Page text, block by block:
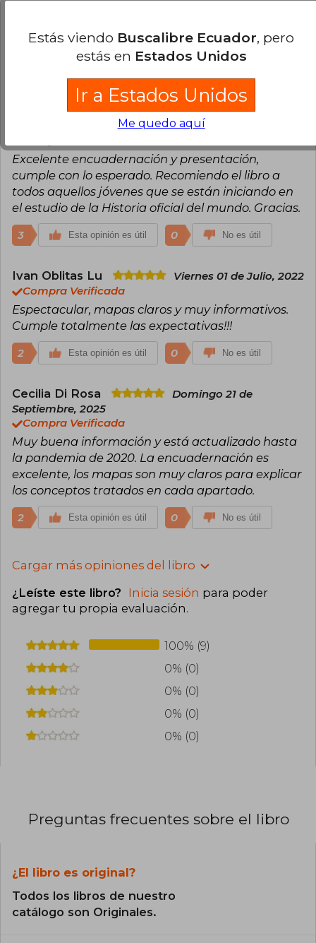
Mi amigo al que se lo regale esta feliz
Guillermo Ramirez
Jueves 15 de
Excelente encuadernación y presentación,
cumple con lo esperado. Recomiendo el libro a
todos aquellos jóvenes que se están iniciando en
el estudio de la Historia oficial del mundo. Gracias.
3 Esta opinión es útil 0 No es útil
Ivan Oblitas Lu
Viernes 01 de Julio, 2022
Compra Verificada
Espectacular, mapas claros y muy informativos.
Cumple totalmente las expectativas!!!
2 Esta opinión es útil 0 No es útil
Cecilia Di Rosa
Domingo 21 de
Septiembre, 2025
Compra Verificada
Muy buena información y está actualizado hasta
la pandemia de 2020. La encuadernación es
excelente, los mapas son muy claros para explicar
los conceptos tratados en cada apartado.
2 Esta opinión es útil 0 No es útil
Cargar más opiniones del libro
¿Leíste este libro? Inicia sesión para poder
agregar tu propia evaluación.
100% (9)
0% (0)
0% (0)
0% (0)
0% (0)
Preguntas frecuentes sobre el libro
¿El libro es original?
Todos los libros de nuestro
catálogo son Originales.
Estás viendo Buscalibre Ecuador, pero
estás en Estados Unidos
Ir a Estados Unidos
Me quedo aquí